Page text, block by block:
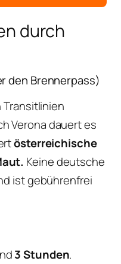
durch
den Brennerpass)
Verona dauert es
österreichische
Keine deutsche
ist gebührenfrei
3 Stunden.